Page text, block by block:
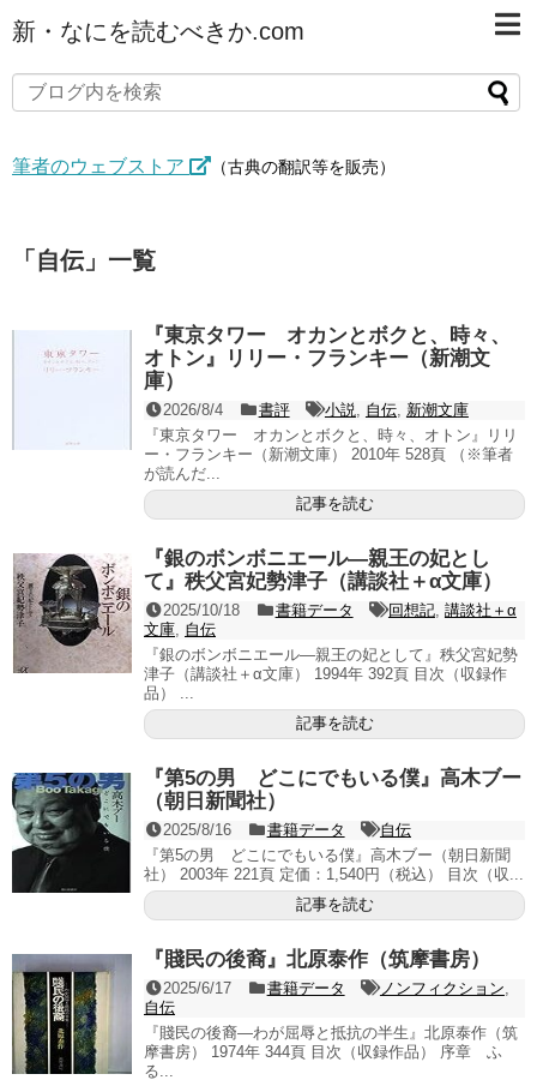
新・なにを読むべきか.com
筆者のウェブストア （古典の翻訳等を販売）
「 自伝」 一覧
『東京タワー オカンとボクと、時々、
オトン』リリー・フランキー（新潮文
庫）
2026/8/4 書評 小説, 自伝, 新潮文庫
『東京タワー オカンとボクと、時々、オトン』リリ
ー・フランキー（新潮文庫） 2010年 528頁 （※筆者
が読んだ...
記事を読む
『銀のボンボニエール―親王の妃とし
て』秩父宮妃勢津子（講談社＋α文庫）
2025/10/18 書籍データ 回想記, 講談社＋α
文庫, 自伝
『銀のボンボニエール―親王の妃として』秩父宮妃勢
津子（講談社＋α文庫） 1994年 392頁 目次（収録作
品） ...
記事を読む
『第5の男 どこにでもいる僕』高木ブー
（朝日新聞社）
2025/8/16 書籍データ
自伝
『第5の男 どこにでもいる僕』高木ブー（朝日新聞
社） 2003年 221頁 定価：1,540円（税込） 目次（収...
記事を読む
『賤民の後裔』北原泰作（筑摩書房）
2025/6/17 書籍データ ノンフィクション,
自伝
『賤民の後裔―わが屈辱と抵抗の半生』北原泰作（筑
摩書房） 1974年 344頁 目次（収録作品） 序章 ふ
る...